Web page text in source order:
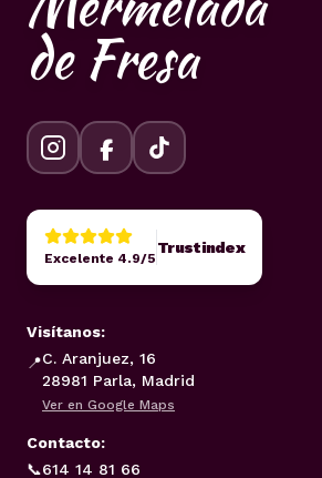
de Fresa
Excelente 4.9/5
Trustindex
Visítanos:
📍C. Aranjuez, 16
28981 Parla, Madrid
Ver en Google Maps
Contacto:
📞614 14 81 66